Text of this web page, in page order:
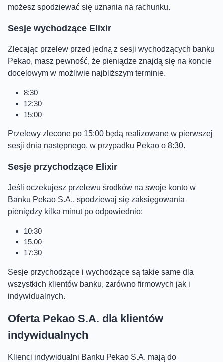
możesz spodziewać się uznania na rachunku.
Sesje wychodzące Elixir
Zlecając przelew przed jedną z sesji wychodzących banku
Pekao, masz pewność, że pieniądze znajdą się na koncie
docelowym w możliwie najbliższym terminie.
8:30
12:30
15:00
Przelewy zlecone po 15:00 będą realizowane w pierwszej
sesji dnia następnego, w przypadku Pekao o 8:30.
Sesje przychodzące Elixir
Jeśli oczekujesz przelewu środków na swoje konto w
Banku Pekao S.A., spodziewaj się zaksięgowania
pieniędzy kilka minut po odpowiednio:
10:30
15:00
17:30
Sesje przychodzące i wychodzące są takie same dla
wszystkich klientów banku, zarówno firmowych jak i
indywidualnych.
Oferta Pekao S.A. dla klientów
indywidualnych
Klienci indywidualni Banku Pekao S.A. mają do